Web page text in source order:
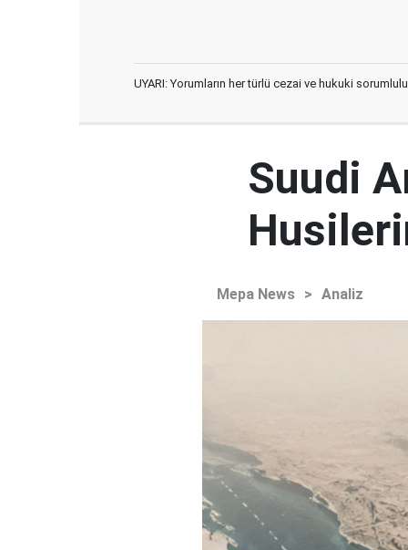
UYARI: Yorumların her türlü cezai ve hukuki
Suudi
Mepa News > Analiz